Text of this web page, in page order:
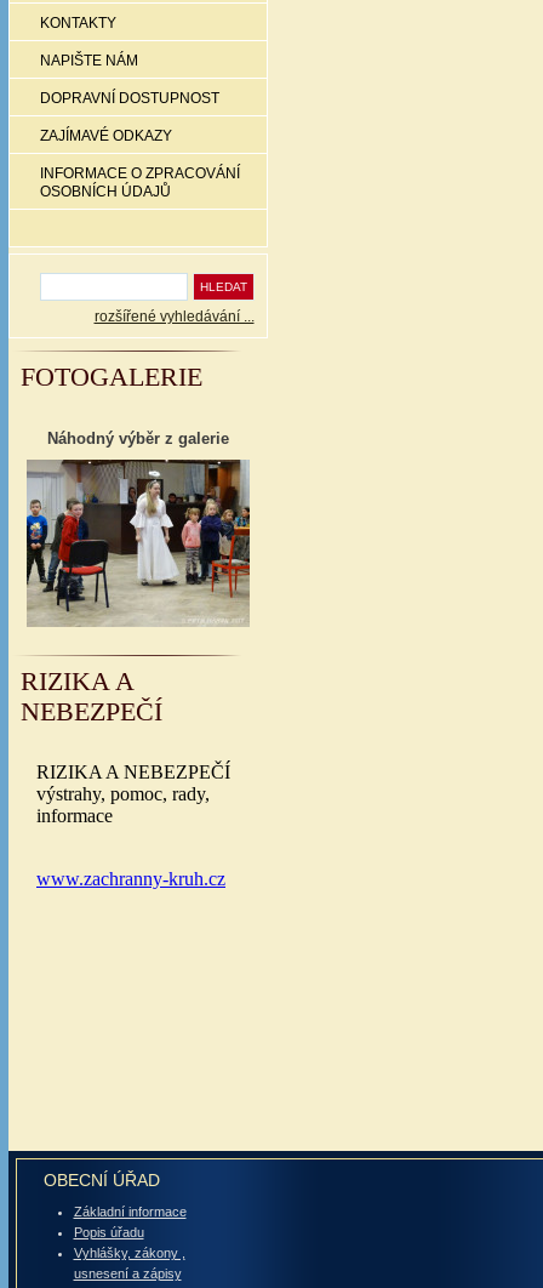
KONTAKTY
NAPIŠTE NÁM
DOPRAVNÍ DOSTUPNOST
ZAJÍMAVÉ ODKAZY
INFORMACE O ZPRACOVÁNÍ
OSOBNÍCH ÚDAJŮ
rozšířené vyhledávání ...
FOTOGALERIE
Náhodný výběr z galerie
RIZIKA A
NEBEZPEČÍ
OBECNÍ ÚŘAD
Základní informace
Popis úřadu
Vyhlášky, zákony ,
usnesení a zápisy